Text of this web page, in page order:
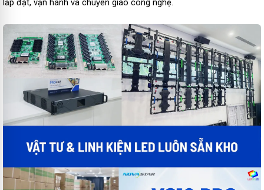
lắp đặt, vận hành và chuyển giao công nghệ.